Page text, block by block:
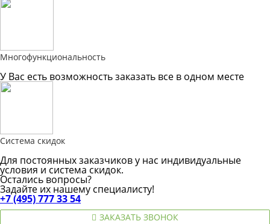
Многофункциональность
У Вас есть возможность заказать все в одном месте
Система скидок
Для постоянных заказчиков у нас индивидуальные
условия и система скидок.
Остались вопросы?
Задайте их нашему специалисту!
+7 (495) 777 33 54
ЗАКАЗАТЬ ЗВОНОК